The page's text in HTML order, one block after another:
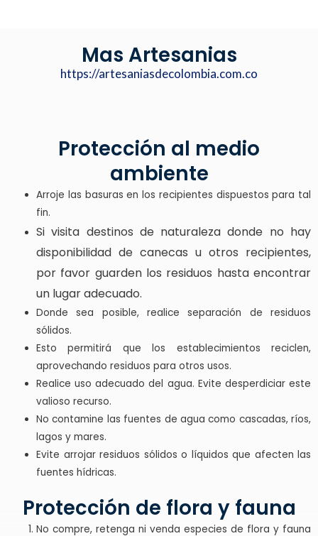
Mas Artesanias
https://artesaniasdecolombia.com.co
Protección al medio
ambiente
Arroje las basuras en los recipientes dispuestos para tal
fin.
Si visita destinos de naturaleza donde no hay
disponibilidad de canecas u otros recipientes,
por favor guarden los residuos hasta encontrar
un lugar adecuado.
Donde sea posible, realice separación de residuos
sólidos.
Esto permitirá que los establecimientos reciclen,
aprovechando residuos para otros usos.
Realice uso adecuado del agua. Evite desperdiciar este
valioso recurso.
No contamine las fuentes de agua como cascadas, ríos,
lagos y mares.
Evite arrojar residuos sólidos o líquidos que afecten las
fuentes hídricas.
Protección de flora y fauna
No compre, retenga ni venda especies de flora y fauna